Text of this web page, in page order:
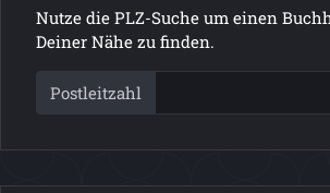
Nutze die PLZ-Suche um einen
Deiner Nähe zu finden.
Postleitzahl